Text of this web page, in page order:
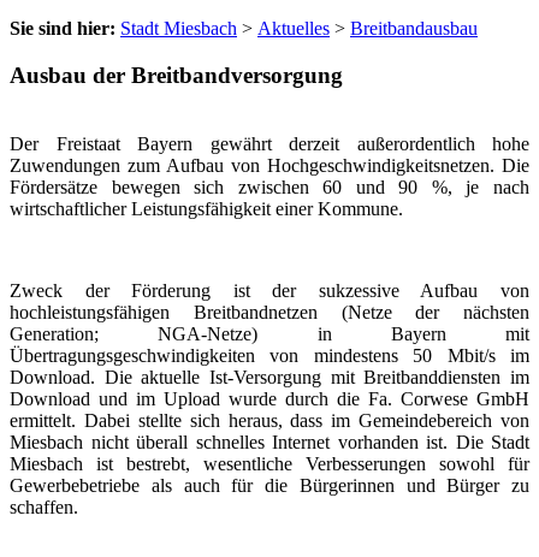
Sie sind hier: Stadt Miesbach > Aktuelles > Breitbandausbau
Ausbau der Breitbandversorgung
Der Freistaat Bayern gewährt derzeit außerordentlich hohe
Zuwendungen zum Aufbau von Hochgeschwindigkeitsnetzen. Die
Fördersätze bewegen sich zwischen 60 und 90 %, je nach
wirtschaftlicher Leistungsfähigkeit einer Kommune.
Zweck der Förderung ist der sukzessive Aufbau von
hochleistungsfähigen Breitbandnetzen (Netze der nächsten
Generation; NGA-Netze) in Bayern mit
Übertragungsgeschwindigkeiten von mindestens 50 Mbit/s im
Download. Die aktuelle Ist-Versorgung mit Breitbanddiensten im
Download und im Upload wurde durch die Fa. Corwese GmbH
ermittelt. Dabei stellte sich heraus, dass im Gemeindebereich von
Miesbach nicht überall schnelles Internet vorhanden ist. Die Stadt
Miesbach ist bestrebt, wesentliche Verbesserungen sowohl für
Gewerbebetriebe als auch für die Bürgerinnen und Bürger zu
schaffen.